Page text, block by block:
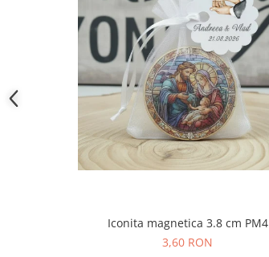
Iconita magnetica 3.8 cm PM4
3,60 RON